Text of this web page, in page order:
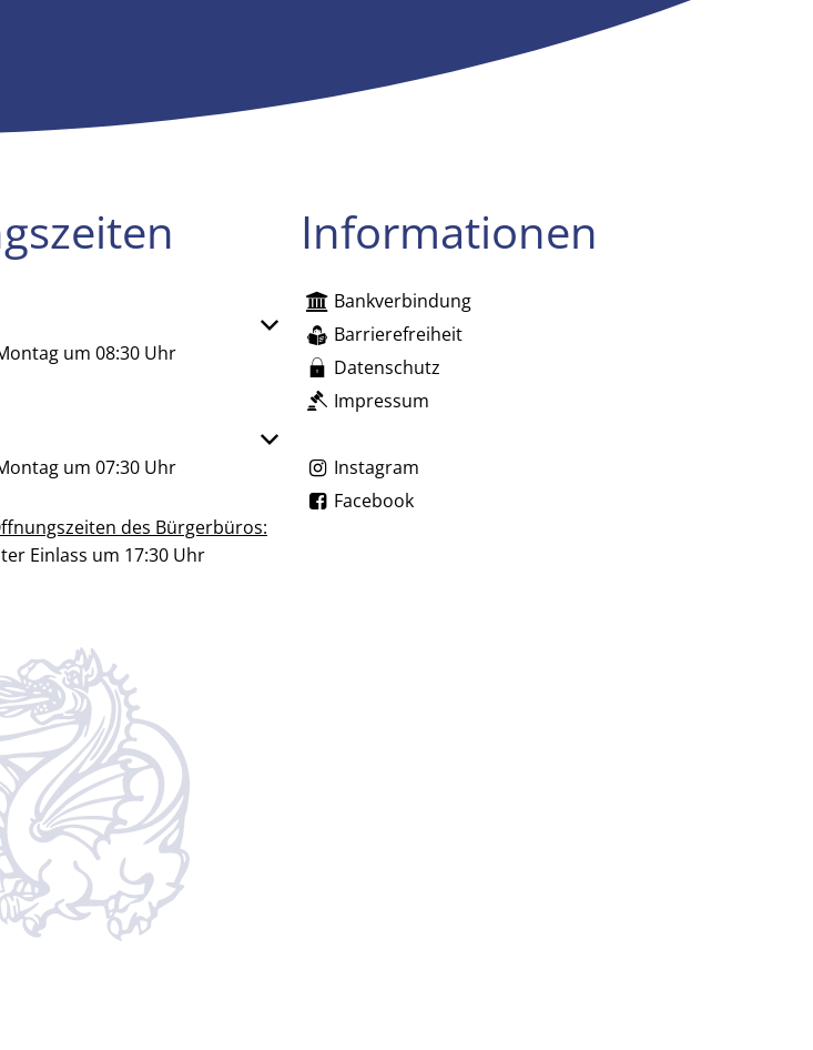
Öffnungs- oder Schließzeiten auszublenden
um 08:30 Uhr
Öffnungs- oder Schließzeiten auszublenden
um 07:30 Uhr
des Bürgerbüros:
Einlass um 17:30 Uhr
Informationen
Bankverbindung
Barrierefreiheit
Datenschutz
Impressum
Instagram
Facebook